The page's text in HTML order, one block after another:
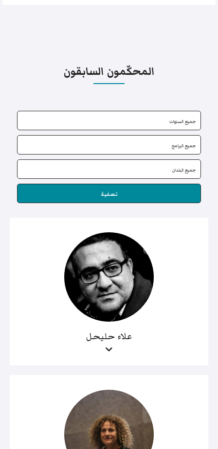
المحكّمون السابقون
تصفية
علاء حليحل